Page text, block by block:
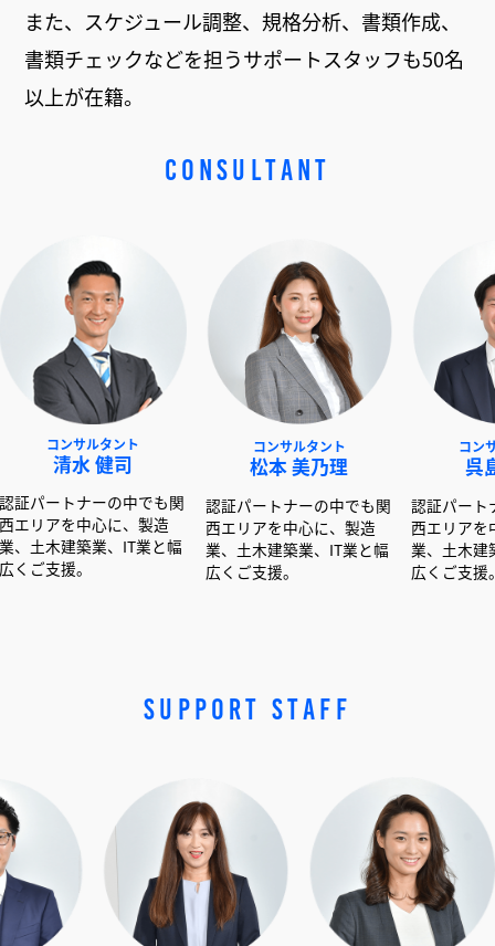
また、スケジュール調整、規格分析、書類作成、
書類チェックなどを担うサポートスタッフも50名
以上が在籍。
CONSULTANT
タント
ーの中でも関
心に、製造
、IT業と幅
コンサルタント
松本 美乃理
認証パートナーの中でも関
西エリアを中心に、製造
業、土木建築業、IT業と幅
広くご支援。
コンサルタント
認証パートナーの中で
西エリアを中心に、製造
業、土木建築業、IT業
広くご支援。
SUPPORT STAFF